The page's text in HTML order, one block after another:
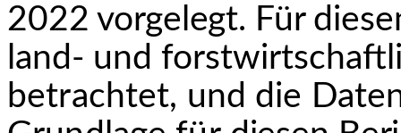
2022 vorgelegt. Für die­
land- und
betrachtet, und die